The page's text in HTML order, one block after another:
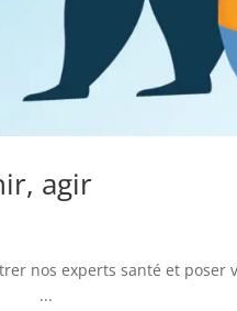
agir
nos experts santé et
...